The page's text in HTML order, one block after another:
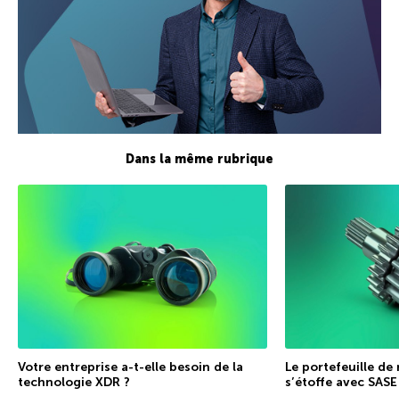
Dans la même rubrique
Votre entreprise a-t-elle besoin de la
technologie XDR ?
Le portefeuille de
s’étoffe avec SASE